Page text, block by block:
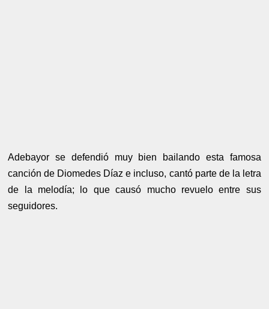
Adebayor se defendió muy bien bailando esta famosa
canción de Diomedes Díaz e incluso, cantó parte de la letra
de la melodía; lo que causó mucho revuelo entre sus
seguidores.